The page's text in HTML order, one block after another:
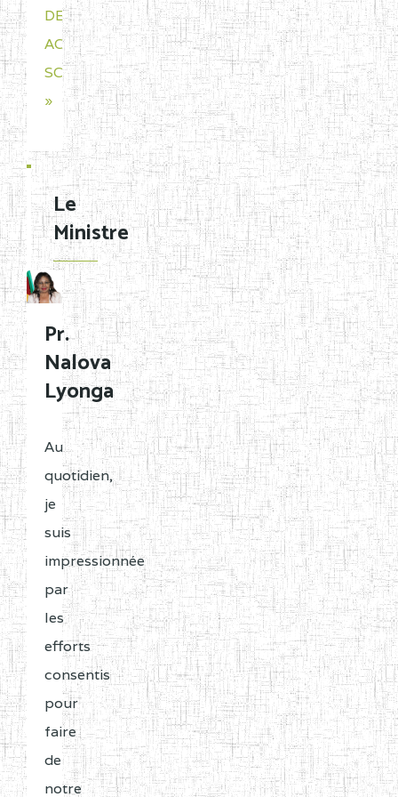
DES
ACQUIS
SCOLAIRES_2019
»
Le
Ministre
Pr.
Nalova
Lyonga
Au
quotidien,
je
suis
impressionnée
par
les
efforts
consentis
pour
faire
de
notre